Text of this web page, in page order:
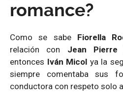
romance?
Como se sabe Fiorella
relación con Jean Pierre
entonces Iván Micol ya la
siempre comentaba sus
conductora con respeto solo